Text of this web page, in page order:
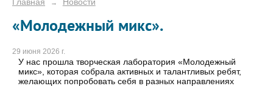
→
«Молодежный микс».
29 июня 2026 г.
У нас прошла творческая лаборатория «Молодежный
микс», которая собрала активных и талантливых ребят,
желающих попробовать себя в разных направлениях